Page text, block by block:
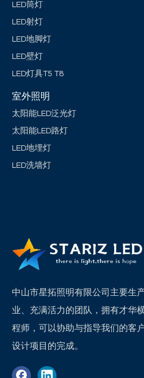
LED筒灯
LED射灯
LED地脚灯
LED壁灯
LED灯具T5 T8
室外照明
太阳能LED泛光灯
太阳能LED路灯
LED地埋灯
LED洗墙灯
中山市星拓照明有限公司主要生
业、充满活力的团队，拥有才华
程师，可以协助与指导我们的客
设计项目的完成。